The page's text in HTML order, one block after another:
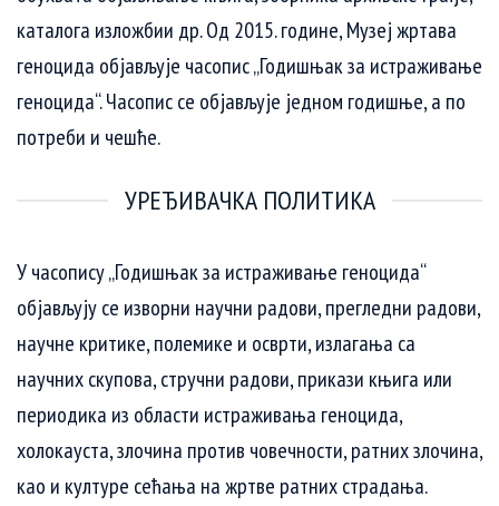
каталога изложбии др. Од 2015. године, Музеј жртава
геноцида објављује часопис „Годишњак за истраживање
геноцида“. Часопис се објављује једном годишње, а по
потреби и чешће.
УРЕЂИВАЧКА ПОЛИТИКА
У часопису „Годишњак за истраживање геноцида“
објављују се изворни научни радови, прегледни радови,
научне критике, полемике и осврти, излагања са
научних скупова, стручни радови, прикази књига или
периодика из области истраживања геноцида,
холокауста, злочина против човечности, ратних злочина,
као и културе сећања на жртве ратних страдања.